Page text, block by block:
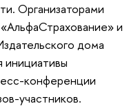
Организаторами
и
дома
конференции
участников.